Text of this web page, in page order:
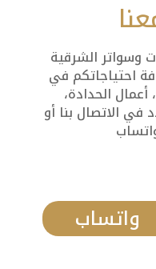
الشرقية
احتياجاتكم في
أعمال الحدادة،
في الاتصال بنا أو
واتساب